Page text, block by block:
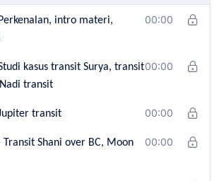
intro materi,
00:00
kasus transit Surya, transit
transit
00:00
transit 00:00
Shani over BC, Moon
00:00